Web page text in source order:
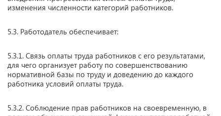
изменения численности категорий работников.
5.3. Работодатель обеспечивает:
5.3.1. Связь оплаты труда работников с его результатами,
для чего организует работу по совершенствованию
нормативной базы по труду и доведению до каждого
работника условий оплаты труда.
5.3.2. Соблюдение прав работников на своевременную, в